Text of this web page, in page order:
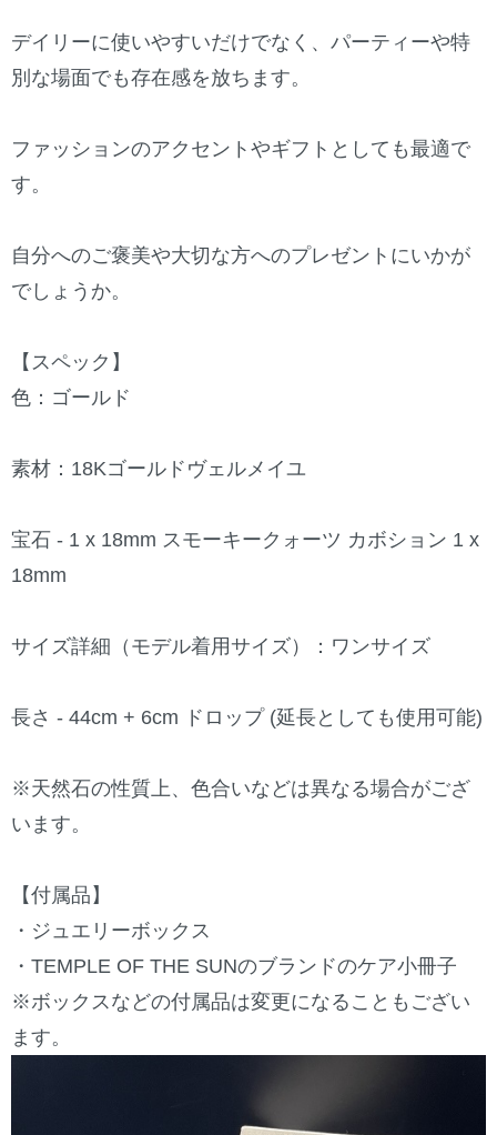
デイリーに使いやすいだけでなく、パーティーや特
別な場面でも存在感を放ちます。
ファッションのアクセントやギフトとしても最適で
す。
自分へのご褒美や大切な方へのプレゼントにいかが
でしょうか。
【スペック】
色：ゴールド
素材：18Kゴールドヴェルメイユ
宝石 - 1 x 18mm スモーキークォーツ カボション 1 x
18mm
サイズ詳細（モデル着用サイズ）：ワンサイズ
長さ - 44cm + 6cm ドロップ (延長としても使用可能)
※天然石の性質上、色合いなどは異なる場合がござ
います。
【付属品】
・ジュエリーボックス
・TEMPLE OF THE SUNのブランドのケア小冊子
※ボックスなどの付属品は変更になることもござい
ます。